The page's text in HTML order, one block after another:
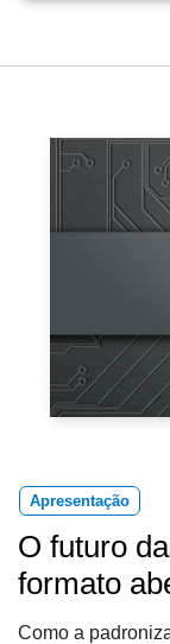
Apresentação
O futuro
formato
Como a